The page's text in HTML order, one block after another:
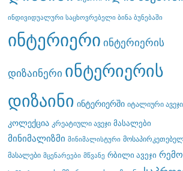
ინდივიდუალური საცხოვრებელი ბინა ბუნებაში
ინტერიერი ინტერიერის
დიზაინერი ინტერიერის
დიზაინი ინტერიერში იტალიური ავეჯი
კოლექცია კრეატიული ავეჯი მასალები
მინიმალიზმი მინიმალისტური
მასალები მცენარეები მწვანე რბილი ავეჯი